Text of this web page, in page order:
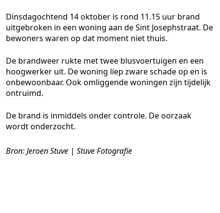
Dinsdagochtend 14 oktober is rond 11.15 uur brand
uitgebroken in een woning aan de Sint Josephstraat. De
bewoners waren op dat moment niet thuis.
De brandweer rukte met twee blusvoertuigen en een
hoogwerker uit. De woning liep zware schade op en is
onbewoonbaar. Ook omliggende woningen zijn tijdelijk
ontruimd.
De brand is inmiddels onder controle. De oorzaak
wordt onderzocht.
Bron: Jeroen Stuve | Stuve Fotografie